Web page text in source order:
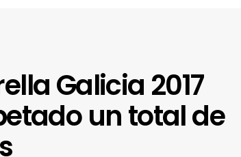
Galicia 2017
un total de